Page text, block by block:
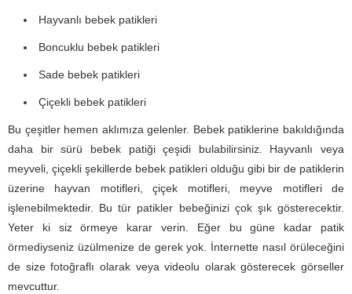
Hayvanlı bebek patikleri
Boncuklu bebek patikleri
Sade bebek patikleri
Çiçekli bebek patikleri
Bu çeşitler hemen aklımıza gelenler. Bebek patiklerine bakıldığında
daha bir sürü bebek patiği çeşidi bulabilirsiniz. Hayvanlı veya
meyveli, çiçekli şekillerde bebek patikleri olduğu gibi bir de patiklerin
üzerine hayvan motifleri, çiçek motifleri, meyve motifleri de
işlenebilmektedir. Bu tür patikler bebeğinizi çok şık gösterecektir.
Yeter ki siz örmeye karar verin. Eğer bu güne kadar patik
örmediyseniz üzülmenize de gerek yok. İnternette nasıl örüleceğini
de size fotoğraflı olarak veya videolu olarak gösterecek görseller
mevcuttur.